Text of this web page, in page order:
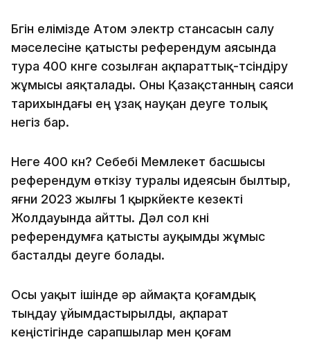
Бүгін елімізде Атом электр стансасын салу
мәселесіне қатысты референдум аясында
тура 400 күнге созылған ақпараттық-түсіндіру
жұмысы аяқталады. Оны Қазақстанның саяси
тарихындағы ең ұзақ науқан деуге толық
негіз бар.
Неге 400 күн? Себебі Мемлекет басшысы
референдум өткізу туралы идеясын былтыр,
яғни 2023 жылғы 1 қыркүйекте кезекті
Жолдауында айтты. Дәл сол күні
референдумға қатысты ауқымды жұмыс
басталды деуге болады.
Осы уақыт ішінде әр аймақта қоғамдық
тыңдау ұйымдастырылды, ақпарат
кеңістігінде сарапшылар мен қоғам